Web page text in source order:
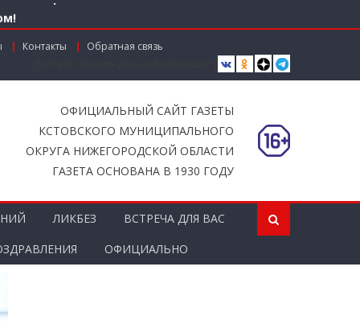
Контакты
Обратная связь
ОФИЦИАЛЬНЫЙ САЙТ ГАЗЕТЫ
КСТОВСКОГО МУНИЦИПАЛЬНОГО
ОКРУГА НИЖЕГОРОДСКОЙ ОБЛАСТИ
ГАЗЕТА ОСНОВАНА В 1930 ГОДУ
ЛИКБЕЗ
ВСТРЕЧА ДЛЯ ВАС
ОФИЦИАЛЬНО